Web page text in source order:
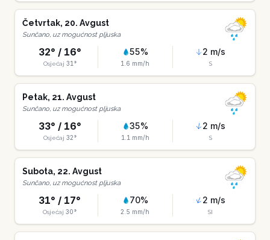
Četvrtak, 20. Avgust
Sunčano, uz mogućnost pljuska
32° / 16°
Osjećaj 31 °
55%
1.6 mm/h
2 m/s
S
Petak, 21. Avgust
Sunčano, uz mogućnost pljuska
33° / 16°
Osjećaj 32°
35%
1.1 mm/h
2 m/s
S
Subota, 22. Avgust
Sunčano, uz mogućnost pljuska
31° / 17°
Osjećaj 30°
70%
2.5 mm/h
2 m/s
SI